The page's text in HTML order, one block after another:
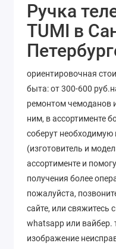
Ручка
TUMI в
ориентировочная
быта: от 300-600
ремонтом чемоданов
ним, в ассортименте
соберут
(изготовитель и
ассортименте и
получения более
пожалуйста,
сайте, или свяжитесь
whatsapp или
изображение